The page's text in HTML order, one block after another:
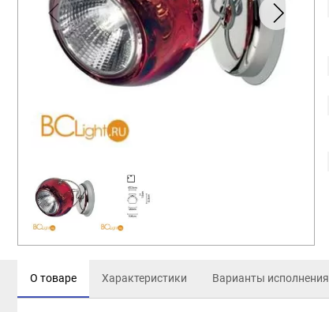
О товаре Характеристики Варианты исполнения